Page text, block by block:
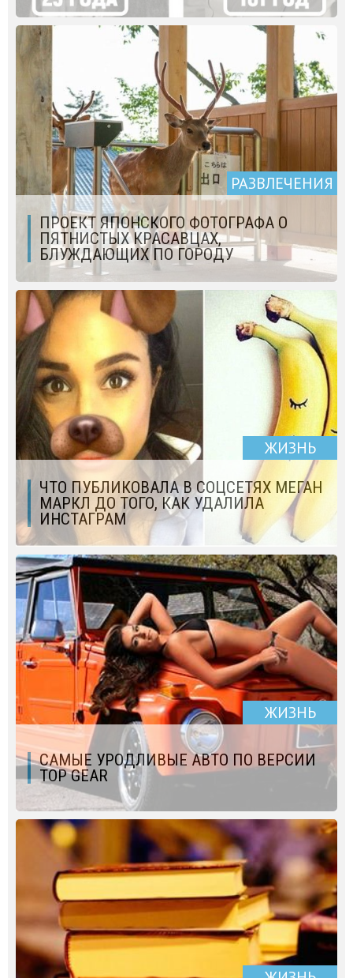
РАЗВЛЕЧЕНИЯ
ПРОЕКТ ЯПОНСКОГО ФОТОГРАФА О
ПЯТНИСТЫХ КРАСАВЦАХ,
БЛУЖДАЮЩИХ ПО ГОРОДУ
ЖИЗНЬ
ЧТО ПУБЛИКОВАЛА В СОЦСЕТЯХ МЕГАН
МАРКЛ ДО ТОГО, КАК УДАЛИЛА
ИНСТАГРАМ
ЖИЗНЬ
САМЫЕ УРОДЛИВЫЕ АВТО ПО ВЕРСИИ
TOP GEAR